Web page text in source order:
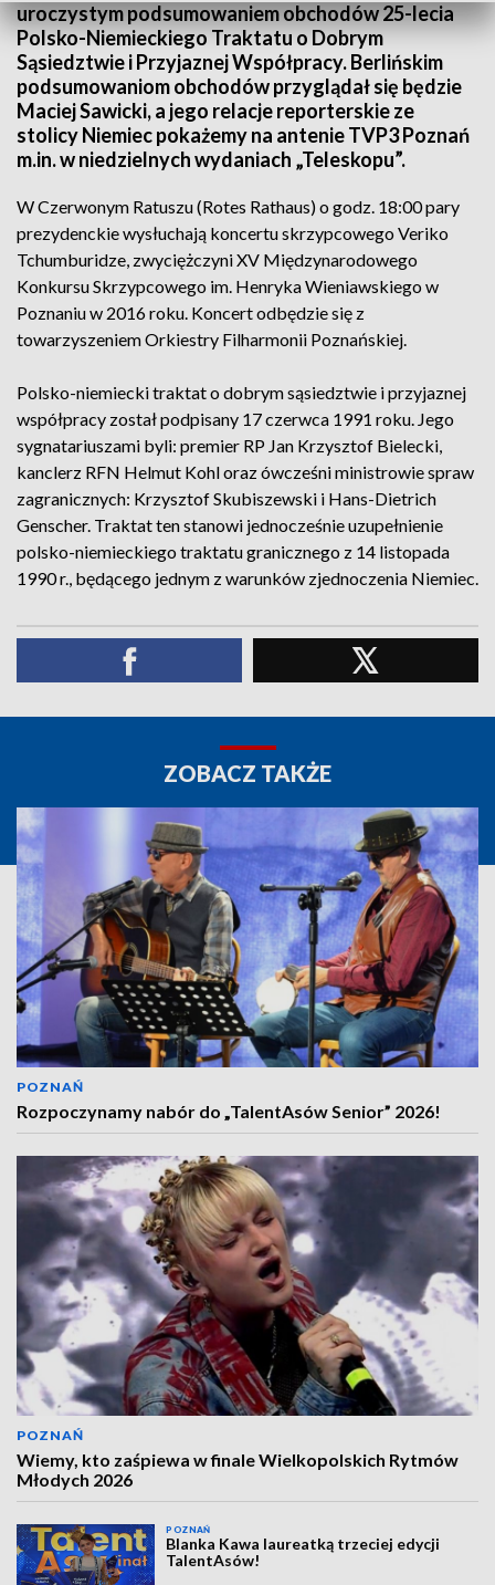
uroczystym podsumowaniem obchodów 25-lecia
Polsko-Niemieckiego Traktatu o Dobrym
Sąsiedztwie i Przyjaznej Współpracy. Berlińskim
podsumowaniom obchodów przyglądał się będzie
Maciej Sawicki, a jego relacje reporterskie ze
stolicy Niemiec pokażemy na antenie TVP3 Poznań
m.in. w niedzielnych wydaniach „Teleskopu”.
W Czerwonym Ratuszu (Rotes Rathaus) o godz. 18:00 pary
prezydenckie wysłuchają koncertu skrzypcowego Veriko
Tchumburidze, zwyciężczyni XV Międzynarodowego
Konkursu Skrzypcowego im. Henryka Wieniawskiego w
Poznaniu w 2016 roku. Koncert odbędzie się z
towarzyszeniem Orkiestry Filharmonii Poznańskiej.
Polsko-niemiecki traktat o dobrym sąsiedztwie i przyjaznej
współpracy został podpisany 17 czerwca 1991 roku. Jego
sygnatariuszami byli: premier RP Jan Krzysztof Bielecki,
kanclerz RFN Helmut Kohl oraz ówcześni ministrowie spraw
zagranicznych: Krzysztof Skubiszewski i Hans-Dietrich
Genscher. Traktat ten stanowi jednocześnie uzupełnienie
polsko-niemieckiego traktatu granicznego z 14 listopada
1990 r., będącego jednym z warunków zjednoczenia Niemiec.
ZOBACZ TAKŻE
POZNAŃ
Rozpoczynamy nabór do „TalentAsów Senior” 2026!
POZNAŃ
Wiemy, kto zaśpiewa w finale Wielkopolskich Rytmów
Młodych 2026
POZNAŃ
Blanka Kawa laureatką trzeciej edycji
TalentAsów!